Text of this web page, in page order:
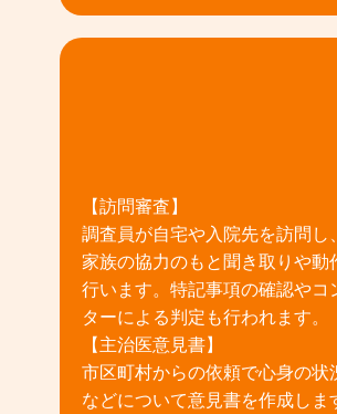
【訪問審査】
調査員が自宅や入院先を訪問し
家族の協力のもと聞き取りや動
行います。特記事項の確認やコ
ターによる判定も行われます。
【主治医意見書】
市区町村からの依頼で心身の状
などについて意見書を作成しま